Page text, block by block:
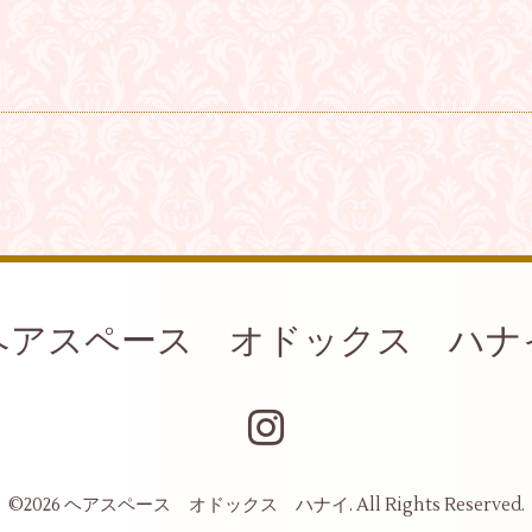
アスペース オドックス ハナ
©2026 ヘアスペース オドックス ハナイ. All Rights Reserved.